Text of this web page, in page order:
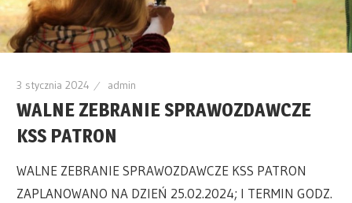
3 stycznia 2024 admin
WALNE ZEBRANIE SPRAWOZDAWCZE
KSS PATRON
WALNE ZEBRANIE SPRAWOZDAWCZE KSS PATRON
ZAPLANOWANO NA DZIEŃ 25.02.2024; I TERMIN GODZ.